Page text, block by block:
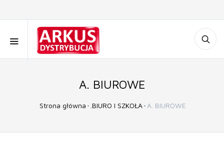
A. BIUROWE
Strona główna .BIURO I SZKOŁA A. BIUROWE